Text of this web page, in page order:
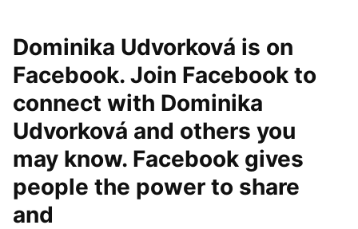
Dominika Udvorková is on
Facebook. Join Facebook to
connect with Dominika
Udvorková and others you
may know. Facebook gives
people the power to share
and